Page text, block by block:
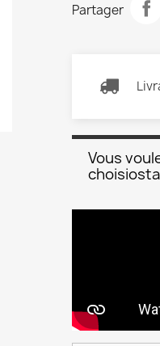
Partager
Vous